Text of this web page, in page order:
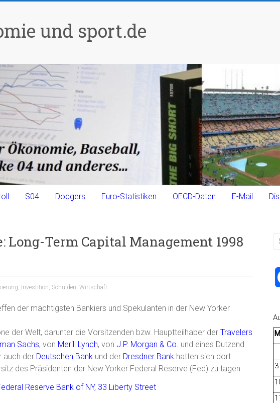
und sport.de
S04 Dodgers Euro-Statistiken OECD-Daten E-Mail
Long-Term Capital Management 1998
Investition Schulden Wirtschaft
der mächtigsten Bankiers und Spekulanten in der New Yorker
der Welt, darunter die Vorsitzenden bzw. Hauptteilhaber der Travelers
Sachs, von Merill Lynch, von J.P. Morgan & Co. und eines Dutzend
auch der Deutschen Bank und der Dresdner Bank hatten sich dort
des Präsidenten der New Yorker Federal Reserve (Fed) zu tagen.
M
3